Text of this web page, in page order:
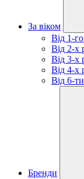
За віком
Від 1-
Від 2-х
Від 3-х
Від 4-х
Від 6-
Бренди